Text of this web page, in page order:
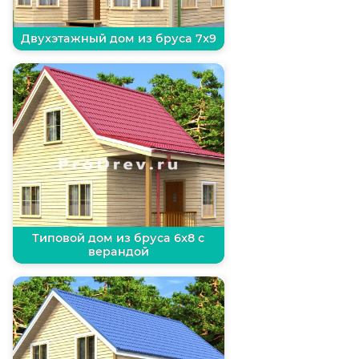
Двухэтажный дом из бруса 7х9
Типовой дом из бруса 6х8 с
верандой